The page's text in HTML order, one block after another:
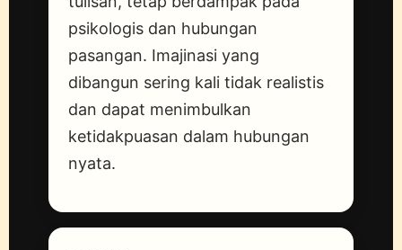
psikologis dan hubungan
pasangan. Imajinasi yang
dibangun sering kali tidak realistis
dan dapat menimbulkan
ketidakpuasan dalam hubungan
nyata.